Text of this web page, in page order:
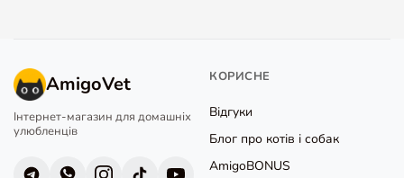
AmigoVet
Інтернет-магазин для домашніх
улюбленців
КОРИСНЕ
Відгуки
Блог про котів і собак
AmigoBONUS